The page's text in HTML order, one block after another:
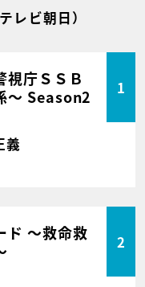
テレビ朝日）
視庁ＳＳＢ
～ Season2
1
義
ド ～救命救
2